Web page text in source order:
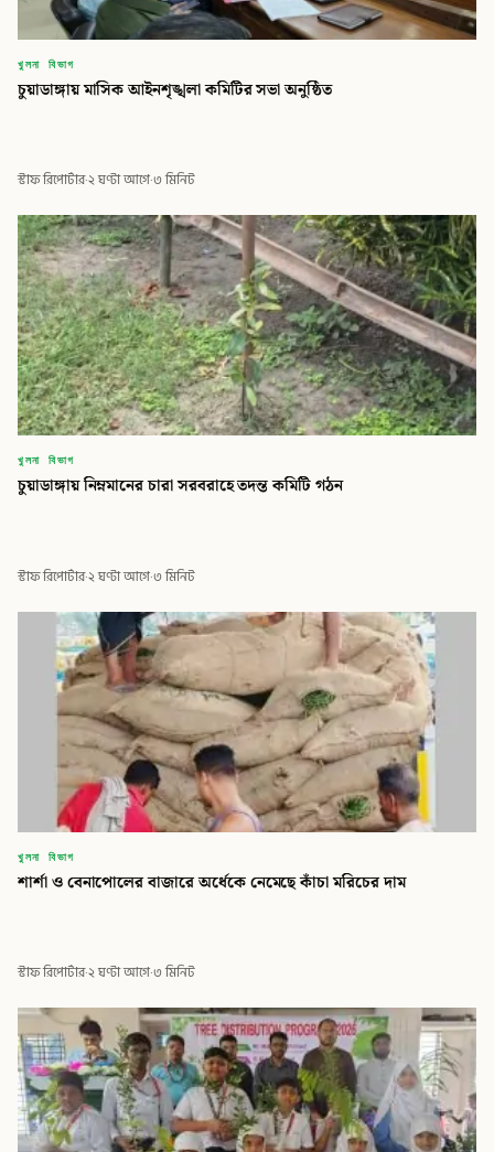
খুলনা বিভাগ
চুয়াডাঙ্গায় মাসিক আইনশৃঙ্খলা কমিটির সভা অনুষ্ঠিত
স্টাফ রিপোর্টার·২ ঘণ্টা আগে·৩ মিনিট
খুলনা বিভাগ
চুয়াডাঙ্গায় নিম্নমানের চারা সরবরাহে তদন্ত কমিটি গঠন
স্টাফ রিপোর্টার·২ ঘণ্টা আগে·৩ মিনিট
খুলনা বিভাগ
শার্শা ও বেনাপোলের বাজারে অর্ধেকে নেমেছে কাঁচা মরিচের দাম
স্টাফ রিপোর্টার·২ ঘণ্টা আগে·৩ মিনিট